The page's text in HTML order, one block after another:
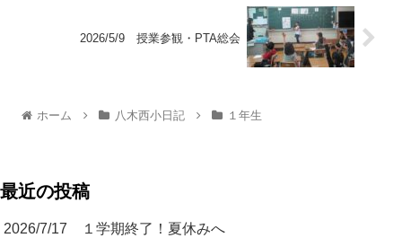
2026/5/9 授業参観・PTA総会
ホーム 八木西小日記 １年生
最近の投稿
2026/7/17 １学期終了！夏休みへ